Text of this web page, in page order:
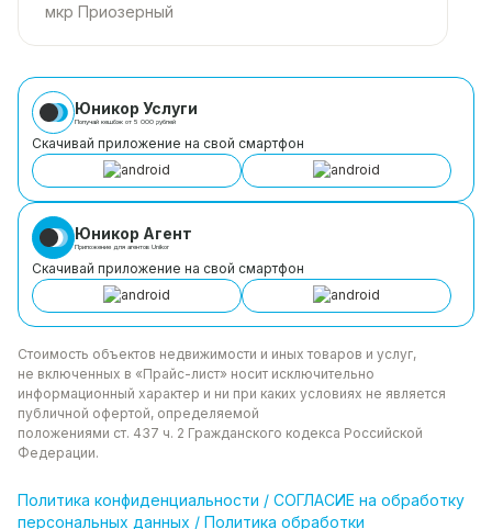
мкр Приозерный
Юникор Услуги
Получай кешбэк от 5 000 рублей
Скачивай приложение на свой смартфон
Юникор Агент
Приложение для агентов Unikor
Скачивай приложение на свой смартфон
Стоимость объектов недвижимости и иных товаров и услуг,
не включенных в «Прайс-лист» носит исключительно
информационный характер и ни при каких условиях не является
публичной офертой, определяемой
положениями ст. 437 ч. 2 Гражданского кодекса Российской
Федерации.
Политика конфиденциальности / СОГЛАСИЕ на обработку
персональных данных / Политика обработки